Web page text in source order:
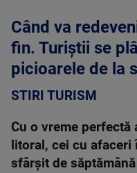
Când va
fin. Turiștii se
picioarele de la
STIRI TURISM
Cu o vreme
litoral, cei cu
sfârșit de